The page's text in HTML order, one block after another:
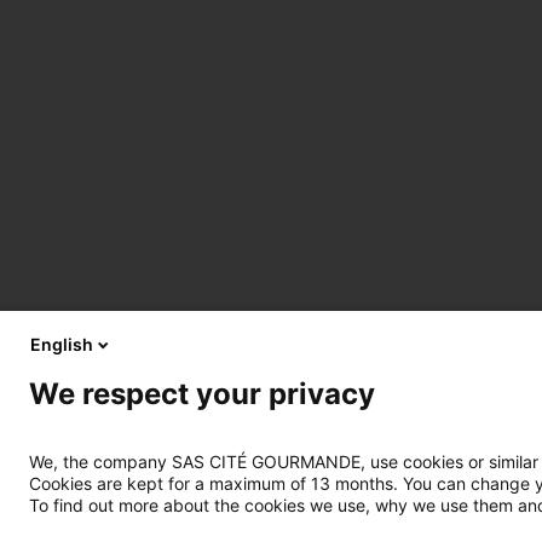
English
We respect your privacy
We, the company SAS CITÉ GOURMANDE, use cookies or
Cookies are kept for a maximum of 13 months. You can
To find out more about the cookies we use, why we use them